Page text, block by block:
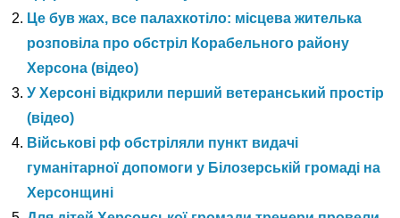
Це був жах, все палахкотіло: місцева жителька
розповіла про обстріл Корабельного району
Херсона (відео)
У Херсоні відкрили перший ветеранський простір
(відео)
Військові рф обстріляли пункт видачі
гуманітарної допомоги у Білозерській громаді на
Херсонщині